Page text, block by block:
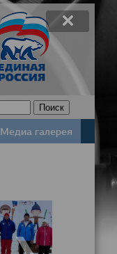
Медиа галерея